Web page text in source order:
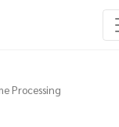
Processing